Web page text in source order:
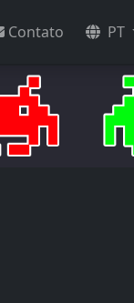
Contato PT